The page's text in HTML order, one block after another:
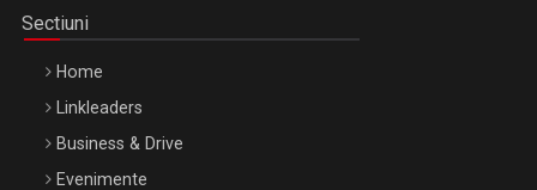
Sectiuni
Home
Linkleaders
Business & Drive
Evenimente